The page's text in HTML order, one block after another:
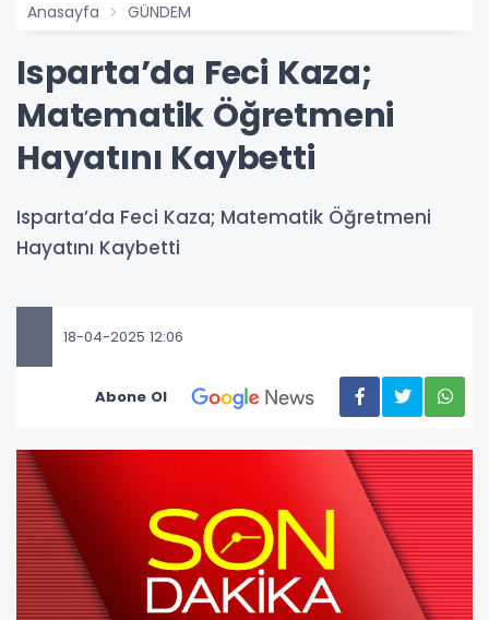
Anasayfa GÜNDEM
Isparta’da Feci Kaza;
Matematik Öğretmeni
Hayatını Kaybetti
Isparta’da Feci Kaza; Matematik Öğretmeni
Hayatını Kaybetti
18-04-2025 12:06
Abone Ol